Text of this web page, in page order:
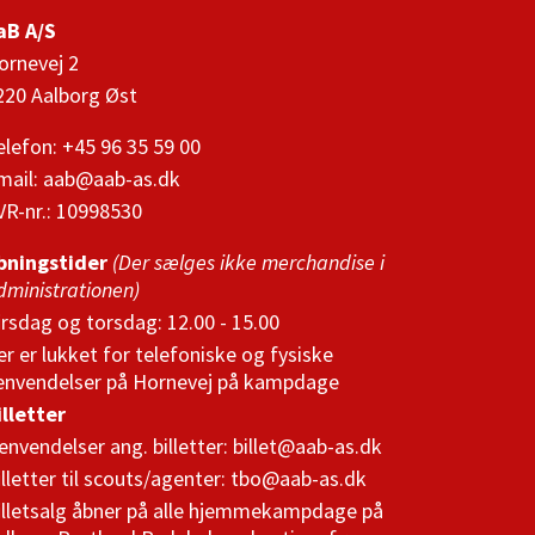
A/S
2
Aalborg Øst
+45 96 35 59 00
aab@aab-as.dk
nr.: 10998530
(Der sælges ikke merchandise i
og torsdag: 12.00 - 15.00
er lukket for telefoniske og fysiske
på Hornevej på kampdage
ang. billetter: billet@aab-as.dk
til scouts/agenter: tbo@aab-as.dk
åbner på alle hjemmekampdage på